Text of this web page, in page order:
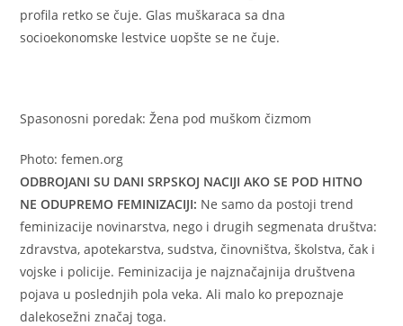
profila retko se čuje. Glas muškaraca sa dna
socioekonomske lestvice uopšte se ne čuje.
Spasonosni poredak: Žena pod muškom čizmom
Photo: femen.org
ODBROJANI SU DANI SRPSKOJ NACIJI AKO SE POD HITNO
NE ODUPREMO FEMINIZACIJI: Ne samo da postoji trend
feminizacije novinarstva, nego i drugih segmenata društva:
zdravstva, apotekarstva, sudstva, činovništva, školstva, čak i
vojske i policije. Feminizacija je najznačajnija društvena
pojava u poslednjih pola veka. Ali malo ko prepoznaje
dalekosežni značaj toga.